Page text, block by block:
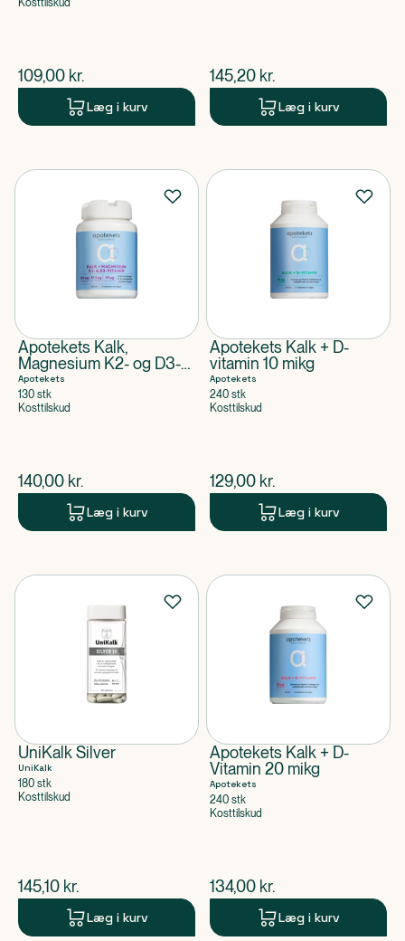
Kosttilskud
$nuværende pris
109,00 kr.
Læg i kurv
$nuværende pris
145,20 kr.
Læg i kurv
Apotekets Kalk,
Magnesium K2- og D3-
Vitamin tabletter
Apotekets
130 stk
Kosttilskud
$nuværende pris
140,00 kr.
Læg i kurv
Apotekets Kalk + D-
vitamin 10 mikg
Apotekets
240 stk
Kosttilskud
$nuværende pris
129,00 kr.
Læg i kurv
UniKalk Silver
UniKalk
180 stk
Kosttilskud
$nuværende pris
145,10 kr.
Læg i kurv
Apotekets Kalk + D-
Vitamin 20 mikg
Apotekets
240 stk
Kosttilskud
$nuværende pris
134,00 kr.
Læg i kurv